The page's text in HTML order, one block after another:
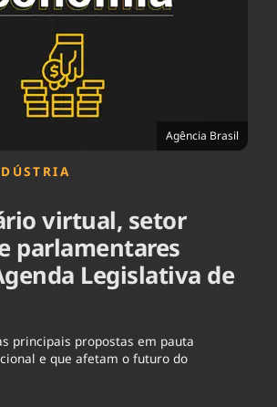
Infraestrutura
Internacional
Saúde
Agência Brasil
virtual, setor
parlamentares
Legislativa de
principais propostas em pauta
e que afetam o futuro do